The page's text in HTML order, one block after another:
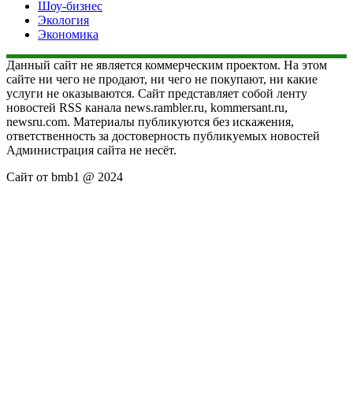
Шоу-бизнес
Экология
Экономика
Данный сайт не является коммерческим проектом. На этом
сайте ни чего не продают, ни чего не покупают, ни какие
услуги не оказываются. Сайт представляет собой ленту
новостей RSS канала news.rambler.ru, kommersant.ru,
newsru.com. Материалы публикуются без искажения,
ответственность за достоверность публикуемых новостей
Администрация сайта не несёт.
Сайт от bmb1 @ 2024